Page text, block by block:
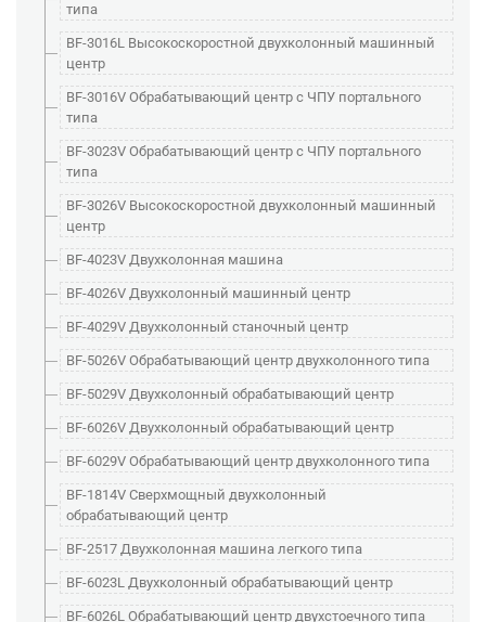
типа
BF-3016L Высокоскоростной двухколонный машинный
центр
BF-3016V Обрабатывающий центр с ЧПУ портального
типа
BF-3023V Обрабатывающий центр с ЧПУ портального
типа
BF-3026V Высокоскоростной двухколонный машинный
центр
BF-4023V Двухколонная машина
BF-4026V Двухколонный машинный центр
BF-4029V Двухколонный станочный центр
BF-5026V Обрабатывающий центр двухколонного типа
BF-5029V Двухколонный обрабатывающий центр
BF-6026V Двухколонный обрабатывающий центр
BF-6029V Обрабатывающий центр двухколонного типа
BF-1814V Сверхмощный двухколонный
обрабатывающий центр
BF-2517 Двухколонная машина легкого типа
BF-6023L Двухколонный обрабатывающий центр
BF-6026L Обрабатывающий центр двухстоечного типа